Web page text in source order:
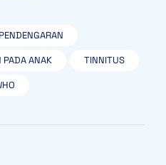
PADA ANAK TINNITUS